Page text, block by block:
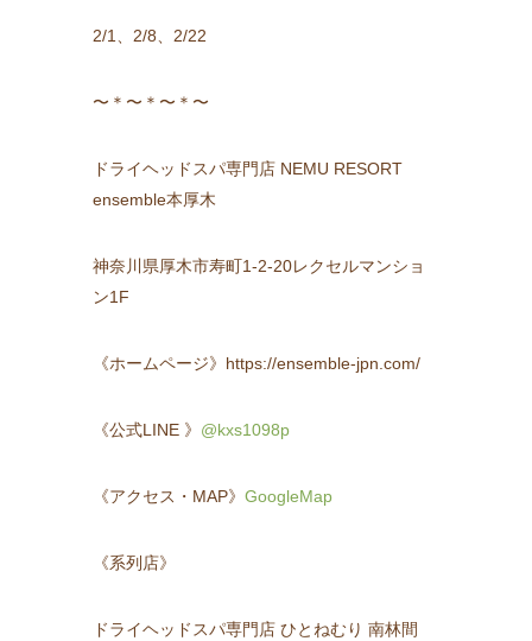
2/1、2/8、2/22
〜＊〜＊〜＊〜
ドライヘッドスパ専門店 NEMU RESORT
ensemble本厚木
神奈川県厚木市寿町1-2-20レクセルマンショ
ン1F
《ホームページ》https://ensemble-jpn.com/
《公式LINE 》 @kxs1098p
《アクセス・MAP》GoogleMap
《系列店》
ドライヘッドスパ専門店 ひとねむり 南林間